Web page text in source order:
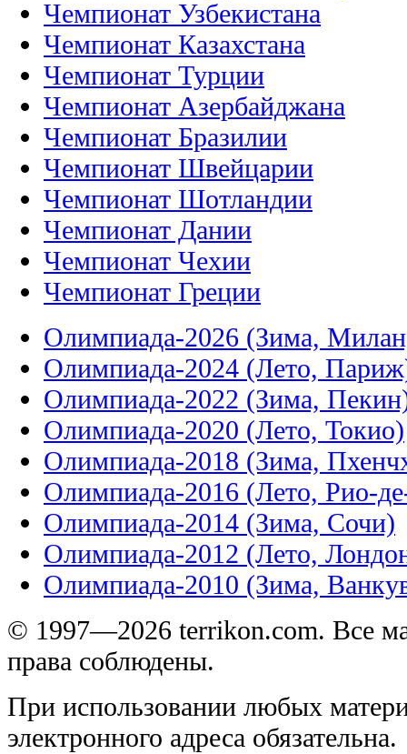
Чемпионат Узбекистана
Чемпионат Казахстана
Чемпионат Турции
Чемпионат Азербайджана
Чемпионат Бразилии
Чемпионат Швейцарии
Чемпионат Шотландии
Чемпионат Дании
Чемпионат Чехии
Чемпионат Греции
Олимпиада-2026 (Зима,
Олимпиада-2024 (Лето,
Олимпиада-2022 (Зима,
Олимпиада-2020 (Лето, Токио)
Олимпиада-2018 (Зима,
Олимпиада-2016 (Лето, Рио-
Олимпиада-2014 (Зима, Сочи)
Олимпиада-2012 (Лето,
Олимпиада-2010 (Зима,
© 1997—2026 terrikon.com. Все
права соблюдены.
При использовании любых
электронного адреса обязательна.